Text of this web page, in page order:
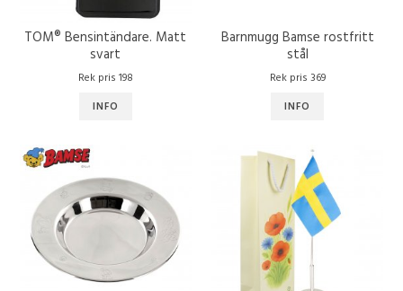
TOM® Bensintändare. Matt
svart
Rek pris 198
INFO
Barnmugg Bamse rostfritt
stål
Rek pris 369
INFO